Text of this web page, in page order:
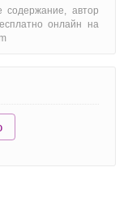
содержание, автор
онлайн на